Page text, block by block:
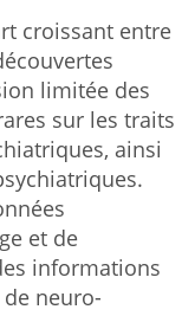
croissant entre
limitée des
sur les traits
ainsi
et de
informations
neuro-